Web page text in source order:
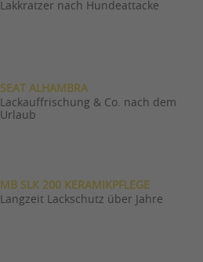
Lakkratzer nach Hundeattacke
SEAT ALHAMBRA
Lackauffrischung & Co. nach dem
Urlaub
MB SLK 200 KERAMIKPFLEGE
Langzeit Lackschutz über Jahre